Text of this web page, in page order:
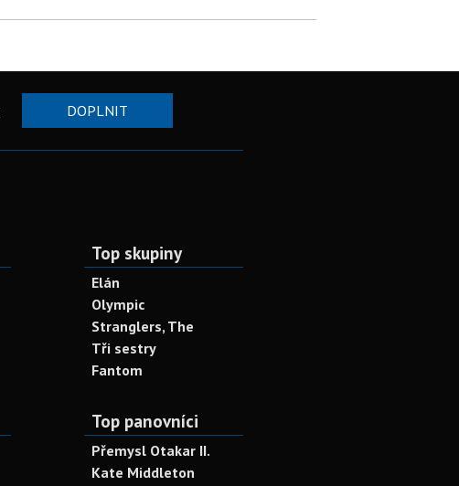
DOPLNIT
Top skupiny
Elán
Olympic
Stranglers, The
Tři sestry
Fantom
Top panovníci
Přemysl Otakar II.
Kate Middleton